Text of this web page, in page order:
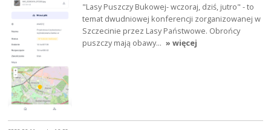
"Lasy Puszczy Bukowej- wczoraj, dziś, jutro" - to
temat dwudniowej konferencji zorganizowanej w
Szczecinie przez Lasy Państwowe. Obrońcy
puszczy mają obawy… » więcej